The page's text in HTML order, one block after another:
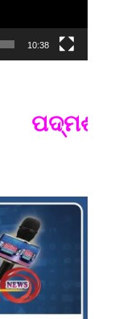
10:38
ପଦ୍ମଶ୍ରୀ